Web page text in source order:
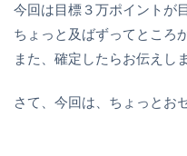
今回は目標３万ポイントが
ちょっと及ばずってところか
また、確定したらお伝えし
さて、今回は、ちょっとお